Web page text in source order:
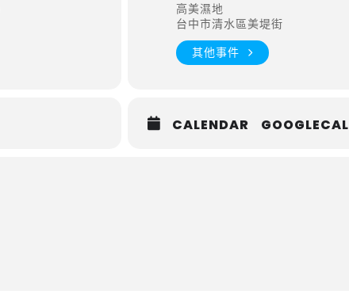
高美濕地
台中市清水區美堤街
其他事件
CALENDAR GOOGLECAL